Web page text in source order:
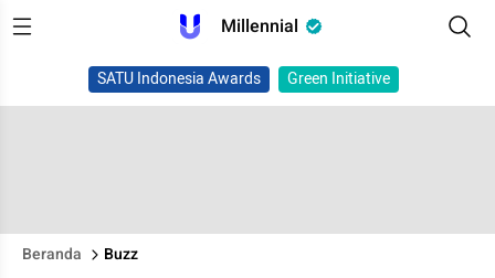
Millennial
SATU Indonesia Awards Green Initiative
Beranda Buzz